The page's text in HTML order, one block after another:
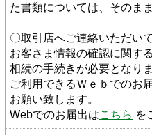
た書類については、そのま
〇取引店へご連絡いただい
お客さま情報の確認に関す
相続の手続きが必要となり
ご利用できるＷｅｂでのお
お願い致します。
Webでのお届出はこちら を